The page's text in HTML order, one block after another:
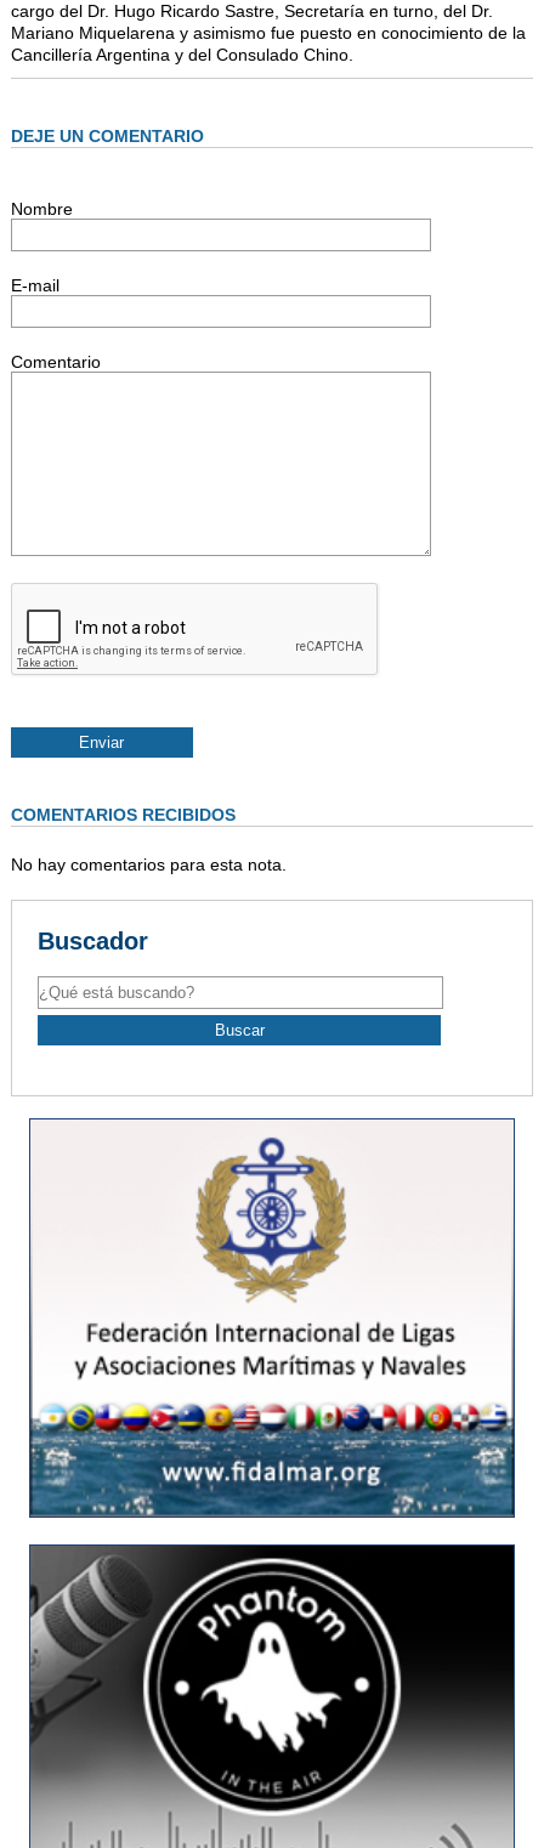
cargo del Dr. Hugo Ricardo Sastre, Secretaría en turno, del Dr.
Mariano Miquelarena y asimismo fue puesto en conocimiento de la
Cancillería Argentina y del Consulado Chino.
DEJE UN COMENTARIO
Nombre
E-mail
Comentario
COMENTARIOS RECIBIDOS
No hay comentarios para esta nota.
Buscador